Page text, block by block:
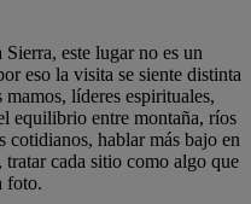
este lugar no es un
eso la visita se siente distinta
líderes espirituales,
equilibrio entre montaña, ríos
cotidianos, hablar más bajo en
cada sitio como algo que
foto.